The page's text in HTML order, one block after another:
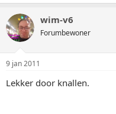
wim-v6
Forumbewoner
9 jan 2011
Lekker door knallen.